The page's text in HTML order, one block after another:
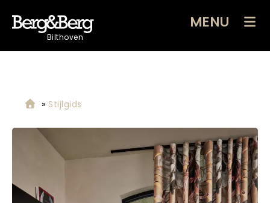
Bilthoven
MENU
» Stijlgids